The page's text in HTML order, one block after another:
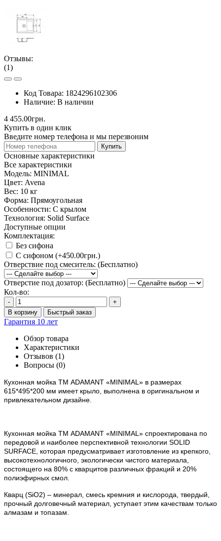
Отзывы:
(1)
Код Товара: 1824296102306
Наличие: В наличии
4 455.00грн.
Купить в один клик
Введите номер телефона и мы перезвоним
Купить
Основные характеристики
Все характеристики
Модель: MINIMAL
Цвет: Avena
Вес: 10 кг
Форма: Прямоугольная
Особенности: С крылом
Технология: Solid Surface
Доступные опции
Комплектация:
Без сифона
С сифоном (+450.00грн.)
Отверствие под смеситель: (Бесплатно)
Отверстие под дозатор: (Бесплатно)
Кол-во:
-
+
В корзину
Быстрый заказ
Гарантия 10 лет
Обзор товара
Характеристики
Отзывов (1)
Вопросы (0)
Кухонная мойка ТМ ADAMANT «MINIMAL» в размерах
615*495*200 мм имеет крыло, выполнена в оригинальном и
привлекательном дизайне.
Кухонная мойка ТМ ADAMANT «MINIMAL» спроектирована по
передовой и наиболее перспективной технологии SOLID
SURFACE, которая предусматривает изготовление из крепкого,
высокотехнологичного, экологически чистого материала,
состоящего на 80% с кварцитов различных фракций и 20%
полиэфирных смол.
Кварц (SiO2) – минерал, смесь кремния и кислорода, твердый,
прочный долговечный материал, уступает этим качествам только
алмазам и топазам.